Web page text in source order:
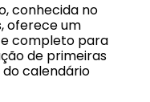
conhecida no
oferece um
completo para
de primeiras
calendário